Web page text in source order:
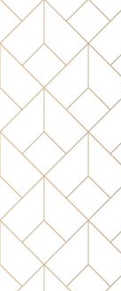
IMG_2746